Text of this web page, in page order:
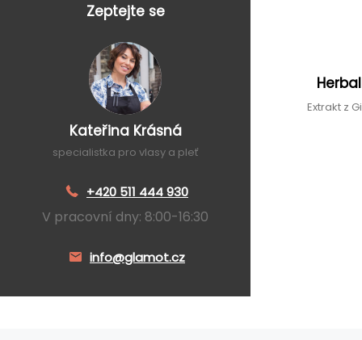
Zeptejte se
Kateřina Krásná
specialistka pro vlasy a pleť
+420 511 444 930
V pracovní dny: 8:00-16:30
info@glamot.cz
Extrakt z